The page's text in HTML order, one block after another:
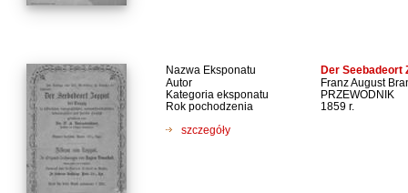
Nazwa Eksponatu Der Seebadeort
Autor
Franz August
Kategoria eksponatu
PRZEWODNIK
Rok pochodzenia
1859 r.
szczegóły